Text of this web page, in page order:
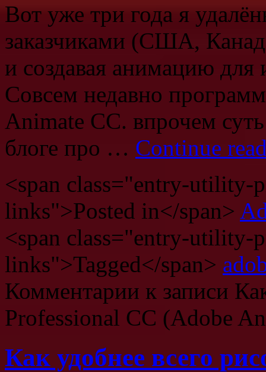
Вот уже три года я
заказчиками (США,
и создавая анимацию для
Совсем недавно
Animate CC. впрочем
блоге про … Continue
<span class="entry-utility-
links">Posted in</span>
<span class="entry-utility-
links">Tagged</span>
Комментарии к записи
Professional CC (Adobe
Как удобнее всего